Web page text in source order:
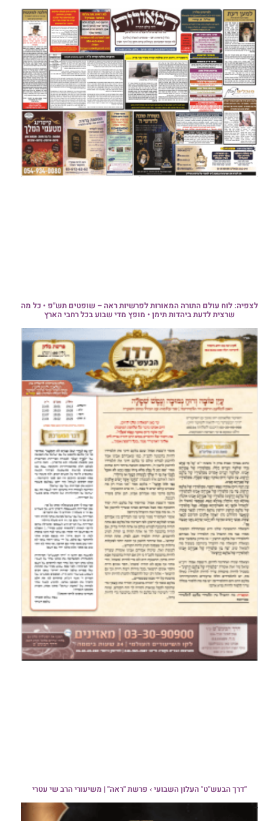
לצפיה: לוח עולם התורה המאורות לפרשיות ראה – שופטים תש"פ • כל מה
שרצית לדעת ביהדות תימן • מופץ מדי שבוע בכל רחבי הארץ
"דרך הבעש"ט" העלון השבועי › פרשת "ראה" | משיעורי הרב שי עטרי